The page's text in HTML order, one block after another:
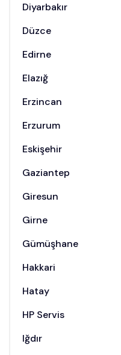
Diyarbakır
Düzce
Edirne
Elazığ
Erzincan
Erzurum
Eskişehir
Gaziantep
Giresun
Girne
Gümüşhane
Hakkari
Hatay
HP Servis
Iğdır